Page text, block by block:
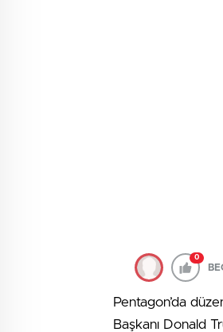
0
Pentagon’da
Başkanı Donald